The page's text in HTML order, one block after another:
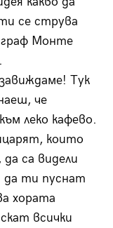
се струва
Монте
Тук
че
леко кафево.
които
са видели
да ти пуснат
хората
всички